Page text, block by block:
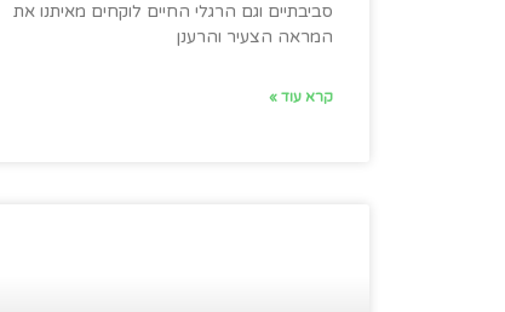
סביבתיים וגם הרגלי החיים לוקחים מאיתנו את
המראה הצעיר והרענן
קרא עוד »